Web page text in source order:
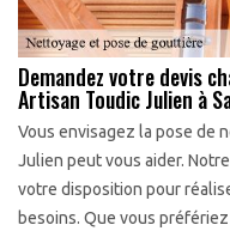
Demandez votre devis
Artisan Toudic Julien à
Vous envisagez la pose de
Julien peut vous aider.
votre disposition pour
besoins. Que vous